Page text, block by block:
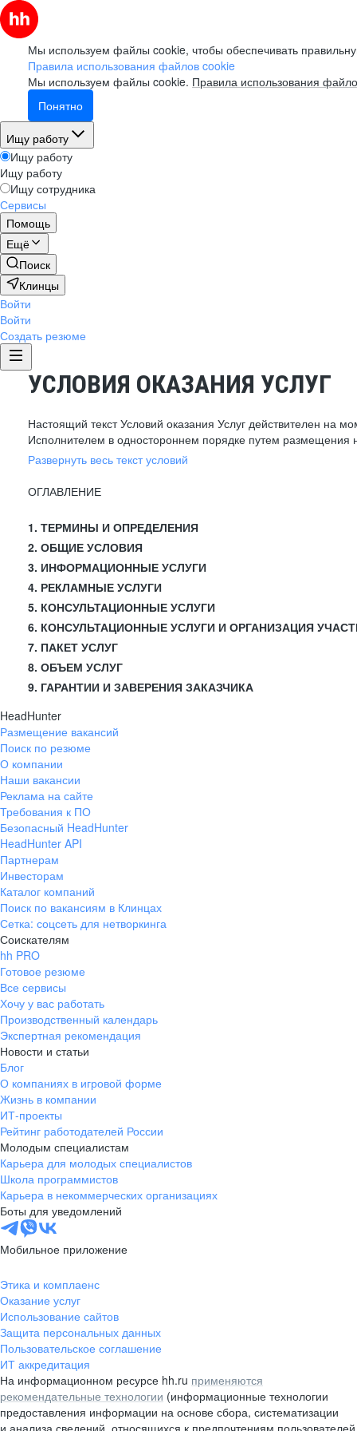
Мы используем файлы cookie, чтобы обеспечивать
Правила использования файлов cookie
Мы используем файлы cookie. Правила использования
Понятно
Ищу работу
Ищу работу
Ищу работу
Ищу сотрудника
Сервисы
Помощь
Ещё
Поиск
Клинцы
Войти
Войти
Создать резюме
УСЛОВИЯ ОКАЗАНИЯ УСЛУГ
Настоящий текст Условий оказания Услуг действителен на
Исполнителем в одностороннем порядке путем размещения
Развернуть весь текст условий
ОГЛАВЛЕНИЕ
1. ТЕРМИНЫ И ОПРЕДЕЛЕНИЯ
2. ОБЩИЕ УСЛОВИЯ
3. ИНФОРМАЦИОННЫЕ УСЛУГИ
4. РЕКЛАМНЫЕ УСЛУГИ
5. КОНСУЛЬТАЦИОННЫЕ УСЛУГИ
6. КОНСУЛЬТАЦИОННЫЕ УСЛУГИ И ОРГАНИЗАЦИЯ
7. ПАКЕТ УСЛУГ
8. ОБЪЕМ УСЛУГ
9. ГАРАНТИИ И ЗАВЕРЕНИЯ ЗАКАЗЧИКА
HeadHunter
Размещение вакансий
Поиск по резюме
О компании
Наши вакансии
Реклама на сайте
Требования к ПО
Безопасный HeadHunter
HeadHunter API
Партнерам
Инвесторам
Каталог компаний
Поиск по вакансиям в Клинцах
Сетка: соцсеть для нетворкинга
Соискателям
hh PRO
Готовое резюме
Все сервисы
Хочу у вас работать
Производственный календарь
Экспертная рекомендация
Новости и статьи
Блог
О компаниях в игровой форме
Жизнь в компании
ИТ-проекты
Рейтинг работодателей России
Молодым специалистам
Карьера для молодых специалистов
Школа программистов
Карьера в некоммерческих организациях
Боты для уведомлений
Мобильное приложение
Этика и комплаенс
Оказание услуг
Использование сайтов
Защита персональных данных
Пользовательское соглашение
ИТ аккредитация
На информационном ресурсе hh.ru применяются
рекомендательные технологии (информационные технологии
предоставления информации на основе сбора, систематизации
и анализа сведений, относящихся к предпочтениям пользователей